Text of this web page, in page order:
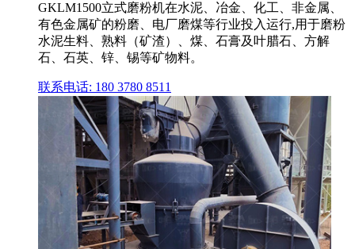
GKLM1500立式磨粉机在水泥、冶金、化工、非金属、
有色金属矿的粉磨、电厂磨煤等行业投入运行,用于磨粉
水泥生料、熟料（矿渣）、煤、石膏及叶腊石、方解
石、石英、锌、锡等矿物料。
联系电话: 180 3780 8511